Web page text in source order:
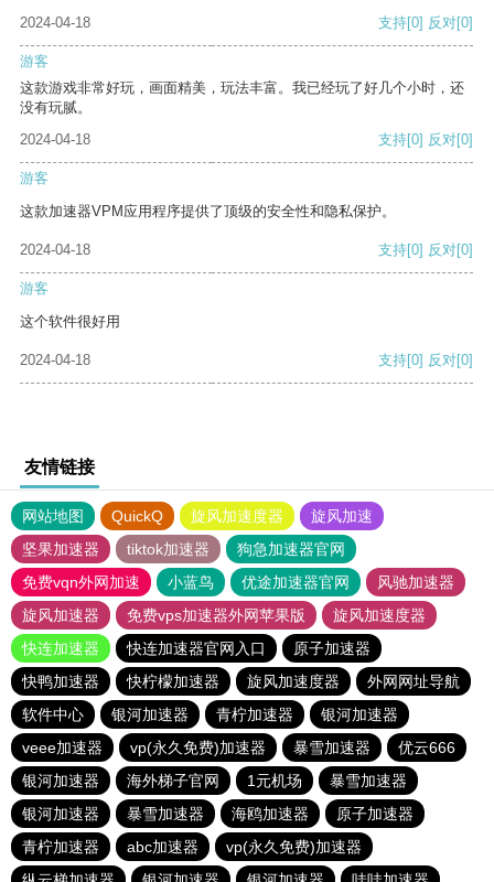
2024-04-18 支持[0] 反对[0]
游客
这款游戏非常好玩，画面精美，玩法丰富。我已经玩了好几个小时，还
没有玩腻。
2024-04-18
支持[0] 反对[0]
游客
这款加速器VPM应用程序提供了顶级的安全性和隐私保护。
2024-04-18 支持[0] 反对[0]
游客
这个软件很好用
2024-04-18 支持[0] 反对[0]
友情链接
网站地图 QuickQ 旋风加速度器
旋风加速
坚果加速器
tiktok加速器
狗急加速器官网
免费vqn外网加速
小蓝鸟 优途加速器官网
风驰加速器
旋风加速器
免费vps加速器外网苹果版
旋风加速度器
快连加速器
快连加速器官网入口
原子加速器
快鸭加速器
快柠檬加速器 旋风加速度器
外网网址导航
软件中心
银河加速器 青柠加速器
银河加速器
veee加速器
vp(永久免费)加速器 暴雪加速器
优云666
银河加速器
海外梯子官网 1元机场
暴雪加速器
银河加速器
暴雪加速器 海鸥加速器
原子加速器
青柠加速器
abc加速器
vp(永久免费)加速器